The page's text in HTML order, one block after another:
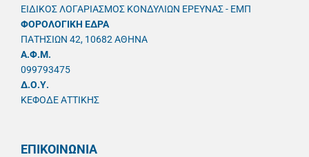
ΕΙΔΙΚΟΣ ΛΟΓΑΡΙΑΣΜΟΣ ΚΟΝΔΥΛΙΩΝ ΕΡΕΥΝΑΣ - ΕΜΠ
ΦΟΡΟΛΟΓΙΚΗ ΕΔΡΑ
ΠΑΤΗΣΙΩΝ 42, 10682 ΑΘΗΝΑ
A.Φ.Μ.
099793475
Δ.Ο.Υ.
ΚΕΦΟΔΕ ΑΤΤΙΚΗΣ
ΕΠΙΚΟΙΝΩΝΙΑ